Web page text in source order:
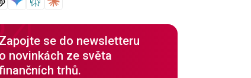
Zapojte se do newsletteru
o novinkách ze světa
trhů.